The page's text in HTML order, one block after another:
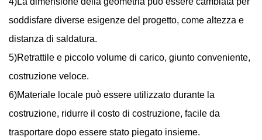
soddisfare diverse esigenze del progetto, come altezza e
distanza di saldatura.
5)Retrattile e piccolo volume di carico, giunto conveniente,
costruzione veloce.
6)Materiale locale può essere utilizzato durante la
costruzione, ridurre il costo di costruzione, facile da
trasportare dopo essere stato piegato insieme.